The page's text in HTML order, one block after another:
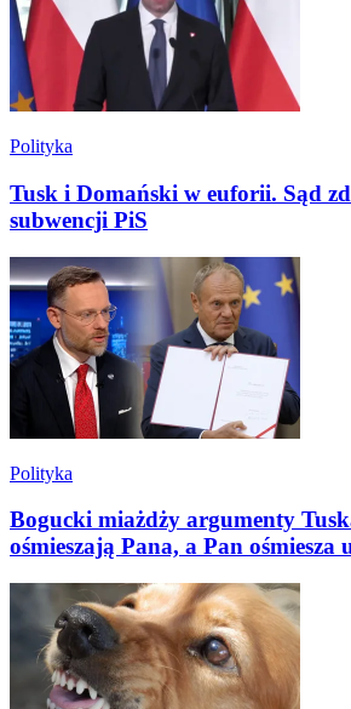
Polityka
Tusk i Domański w euforii. Sąd
subwencji PiS
Polityka
Bogucki miażdży argumenty
ośmieszają Pana, a Pan ośmiesza